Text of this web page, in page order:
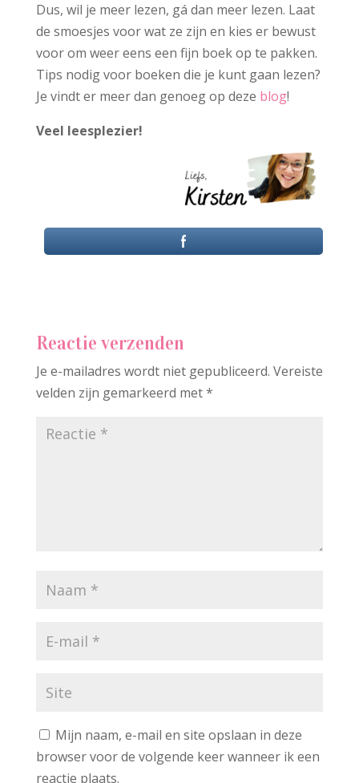
Dus, wil je meer lezen, gá dan meer lezen. Laat
de smoesjes voor wat ze zijn en kies er bewust
voor om weer eens een fijn boek op te pakken.
Tips nodig voor boeken die je kunt gaan lezen?
Je vindt er meer dan genoeg op deze blog!
Veel leesplezier!
Reactie verzenden
Je e-mailadres wordt niet gepubliceerd. Vereiste
velden zijn gemarkeerd met*
Mijn naam, e-mail en site opslaan in deze
browser voor de volgende keer wanneer ik een
reactie plaats.